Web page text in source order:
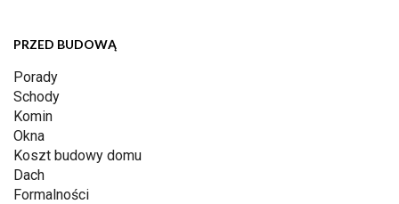
PRZED BUDOWĄ
Porady
Schody
Komin
Okna
Koszt budowy domu
Dach
Formalności